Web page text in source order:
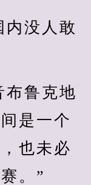
内没人敢
布鲁克地
是一个
也未必
。”